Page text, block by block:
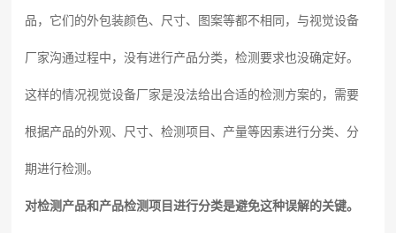
品，它们的外包装颜色、尺寸、图案等都不相同，与视觉设备
厂家沟通过程中，没有进行产品分类，检测要求也没确定好。
这样的情况视觉设备厂家是没法给出合适的检测方案的，需要
根据产品的外观、尺寸、检测项目、产量等因素进行分类、分
期进行检测。
对检测产品和产品检测项目进行分类是避免这种误解的关键。